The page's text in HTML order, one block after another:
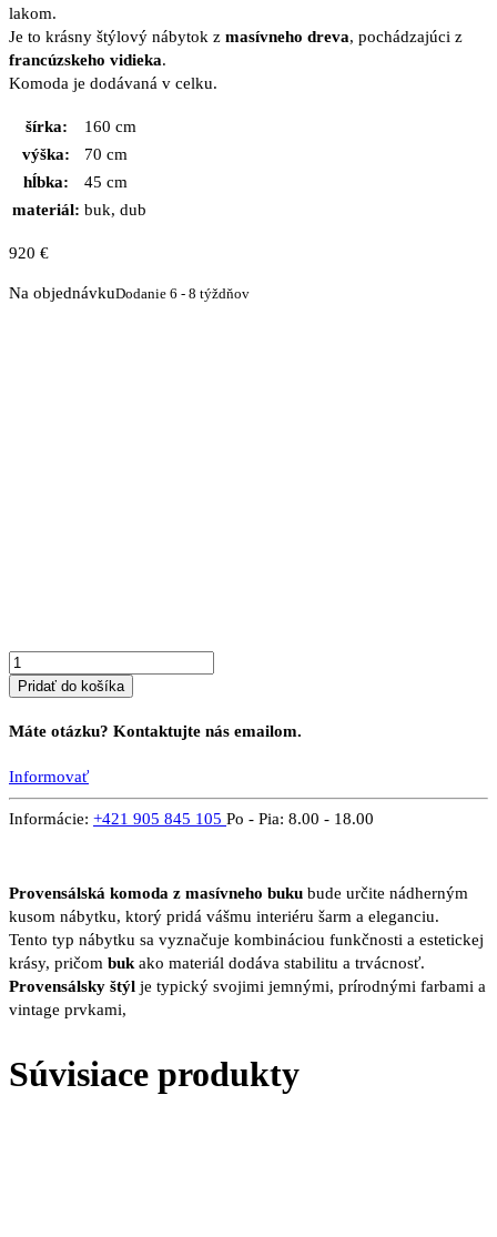
lakom.
Je to krásny štýlový nábytok z masívneho dreva, pochádzajúci z
francúzskeho vidieka.
Komoda je dodávaná v celku.
šírka:
160 cm
výška:
70 cm
hĺbka:
45 cm
materiál: buk, dub
920 €
Na objednávkuDodanie 6 - 8 týždňov
Pridať do košíka
Máte otázku? Kontaktujte nás emailom.
Informovať
Informácie: +421 905 845 105 Po - Pia: 8.00 - 18.00
Provensálská komoda z masívneho buku bude určite nádherným
kusom nábytku, ktorý pridá vášmu interiéru šarm a eleganciu.
Tento typ nábytku sa vyznačuje kombináciou funkčnosti a estetickej
krásy, pričom buk ako materiál dodáva stabilitu a trvácnosť.
Provensálsky štýl je typický svojimi jemnými, prírodnými farbami a
vintage prvkami,
Súvisiace produkty